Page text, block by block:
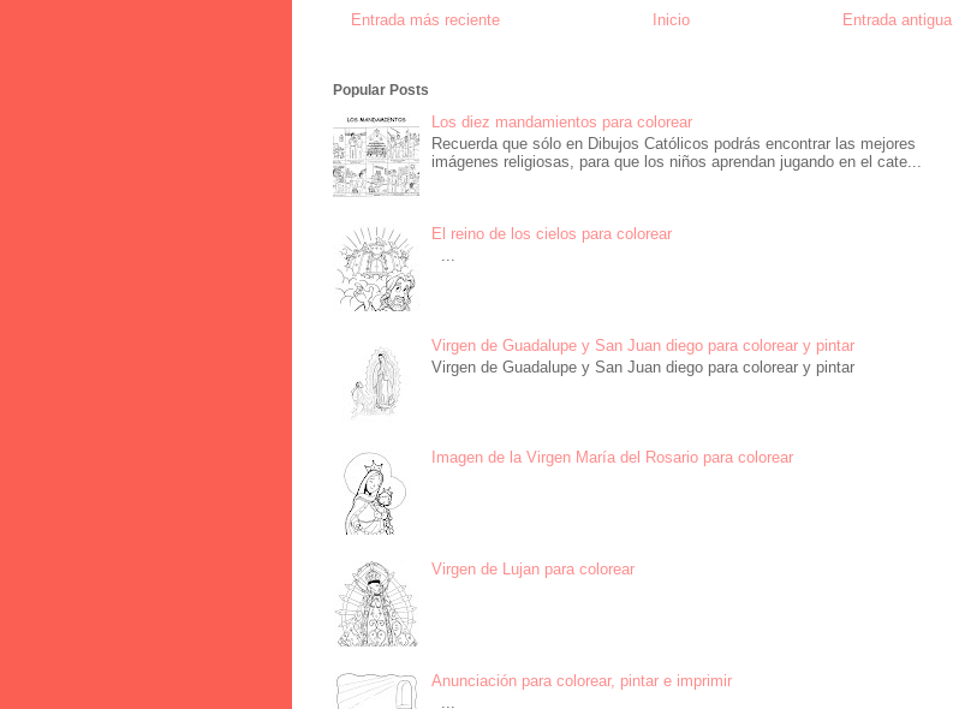
Entrada más reciente Entrada antigua
Inicio
Popular Posts
Los diez mandamientos para colorear
Recuerda que sólo en Dibujos Católicos podrás encontrar las mejores
imágenes religiosas, para que los niños aprendan jugando en el cate...
El reino de los cielos para colorear
Virgen de Guadalupe y San Juan diego para colorear y pintar
Virgen de Guadalupe y San Juan diego para colorear y pintar
Imagen de la Virgen María del Rosario para colorear
Virgen de Lujan para colorear
Anunciación para colorear, pintar e imprimir